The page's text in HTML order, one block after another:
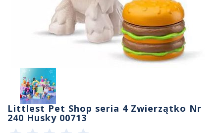
Littlest Pet Shop seria 4 Zwierzątko Nr
240 Husky 00713